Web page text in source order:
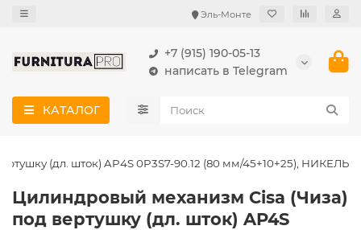
Эль-Монте
+7 (915) 190-05-13
написать в Telegram
КАТАЛОГ
(дл. шток) AP4S 0P3S7-90.12 (80 мм/45+10+25), НИКЕЛЬ
Цилиндровый механизм Cisa (Чиза)
под вертушку (дл. шток) AP4S